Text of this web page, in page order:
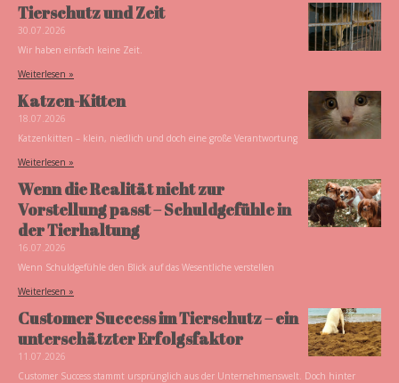
Tierschutz und Zeit
30.07.2026
Wir haben einfach keine Zeit.
Weiterlesen »
Katzen-Kitten
18.07.2026
Katzenkitten – klein, niedlich und doch eine große Verantwortung
Weiterlesen »
Wenn die Realität nicht zur
Vorstellung passt – Schuldgefühle in
der Tierhaltung
16.07.2026
Wenn Schuldgefühle den Blick auf das Wesentliche verstellen
Weiterlesen »
Customer Success im Tierschutz – ein
unterschätzter Erfolgsfaktor
11.07.2026
Customer Success stammt ursprünglich aus der Unternehmenswelt. Doch hinter